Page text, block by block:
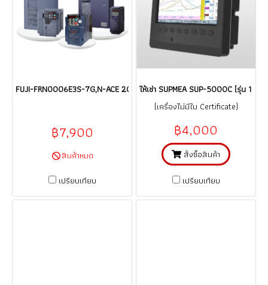
FUJI-FRN0006E3S-7G,N-ACE 200V 1P 5A 0.75kW อินเวอร์เตอร์ ฟูจิ
฿7,900
สินค้าหมด
เปรียบเทียบ
ให้เช่า SUPMEA SUP-5000C (รุ่น 1
(เครื่องไม่มีใบ Certificate)
฿4,000
สั่งซื้อสินค้า
เปรียบเทียบ